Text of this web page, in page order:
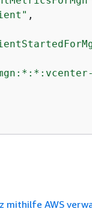
,
mithilfe AWS